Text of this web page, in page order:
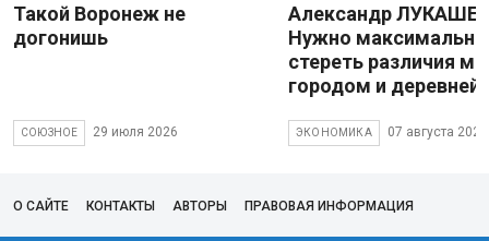
Такой Воронеж не
догонишь
СОЮЗНОЕ 29 июля 2026
Александр
Нужно максимально
стереть различия
городом и деревней
ЭКОНОМИКА 07 августа 2026
О САЙТЕ КОНТАКТЫ АВТОРЫ ПРАВОВАЯ ИНФОРМАЦИЯ